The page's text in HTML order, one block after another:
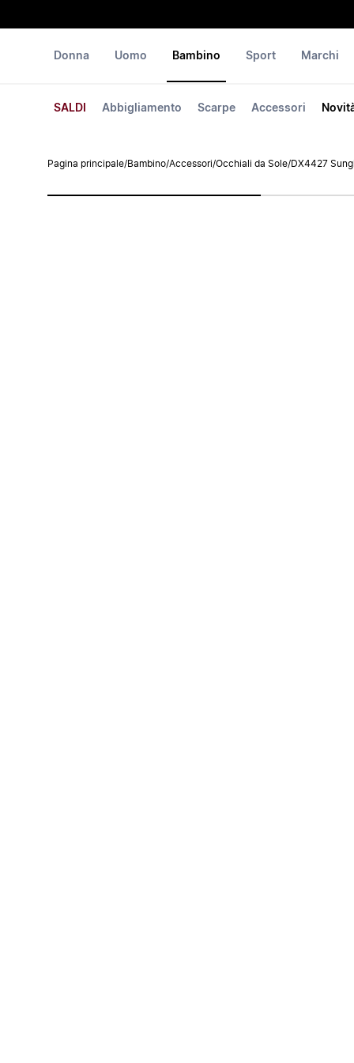
Donna Uomo Bambino
SALDI Abbigliamento Scarpe Accessori
Sport Marchi
Pagina principale/Bambino/Accessori/Occhiali da Sole/DX4427